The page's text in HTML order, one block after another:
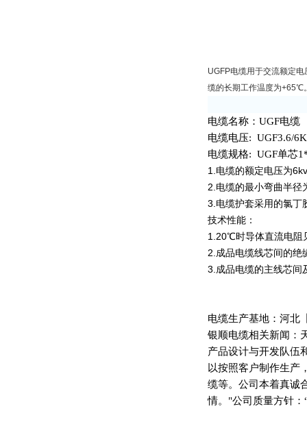
UGFP电缆用于交流额定电
缆的长期工作温度为+65℃
电缆名称： UGF电缆
电缆电压: UGF3.6/
电缆规格: UGF单芯
1. 电缆的额定电压为6kv
2. 电缆的最小弯曲半径
3. 电缆护套采用的氯丁
技术性能：
1.20℃时导体直流电阻
2. 成品电缆线芯间的绝
3. 成品电缆的主线芯间
电缆生产基地：河北
银顺电缆相关新闻：
产品设计与开发队伍
以按照客户制作生产
缆等。公司本着真诚
情。"公司质量方针